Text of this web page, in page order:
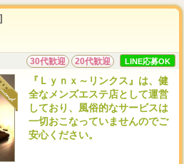
30代歓迎 20代歓迎 LINE応募OK
『Ｌｙｎｘ～リンクス』は、健
全なメンズエステ店として運営
しており、風俗的なサービスは
一切おこなっていませんのでご
安心ください。